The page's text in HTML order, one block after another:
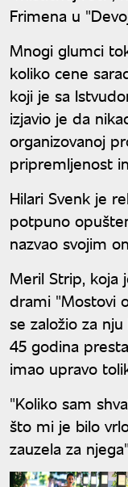
Frimena u
Mnogi glumci
koliko cene
koji je sa
izjavio je da
organizovanoj
pripremljenost
Hilari Svenk je
potpuno
nazvao svojim
Meril Strip, koja
drami "Mostovi
se založio za
45 godina
imao upravo
"Koliko sam
što mi je bilo
zauzela za